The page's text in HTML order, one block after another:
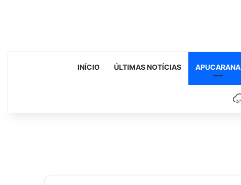
INÍCIO ÚLTIMAS NOTÍCIAS APUCARANA